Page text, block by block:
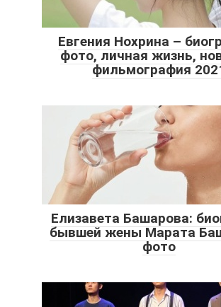
Евгения Нохрина –
фото, личная жизнь,
фильмография
Елизавета Башарова:
бывшей жены Марата
фото